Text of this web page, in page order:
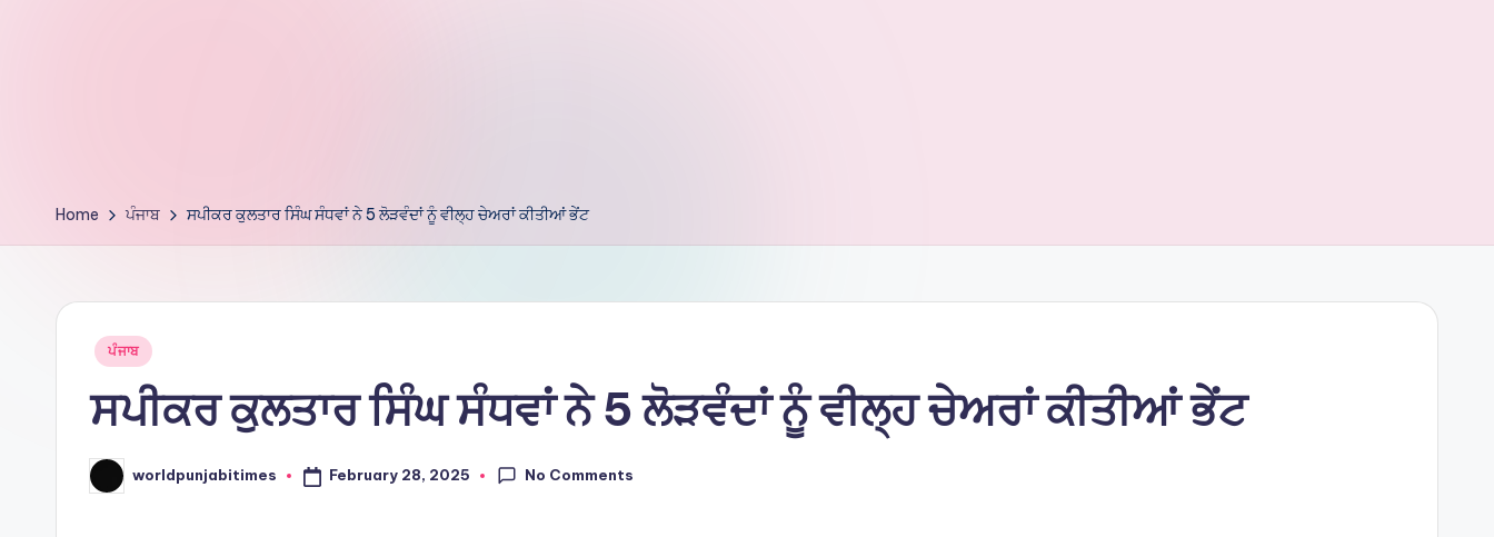
bi
m
Home ਪੰਜਾਬ ਸਪੀਕਰ ਕੁਲਤਾਰ ਸਿੰਘ ਸੰਧਵਾਂ ਨੇ 5 ਲੋੜਵੰਦਾਂ ਨੂੰ ਵੀਲ੍ਹ ਚੇਅਰਾਂ ਕੀਤੀਆਂ ਭੇਂਟ
Posted
ਪੰਜਾਬ
ਸਪੀਕਰ ਕੁਲਤਾਰ ਸਿੰਘ ਸੰਧਵਾਂ ਨੇ 5 ਲੋੜਵੰਦਾਂ ਨੂੰ ਵੀਲ੍ਹ ਚੇਅਰਾਂ ਕੀਤੀਆਂ ਭੇਂਟ
Posted
by
worldpunjabitimes February 28, 2025 No Comments